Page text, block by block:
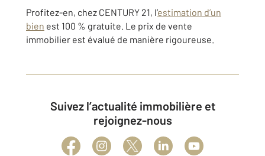
Profitez-en, chez CENTURY 21, l’estimation d’un
bien est 100 % gratuite. Le prix de vente
immobilier est évalué de manière rigoureuse.
Suivez l’actualité immobilière et
rejoignez-nous